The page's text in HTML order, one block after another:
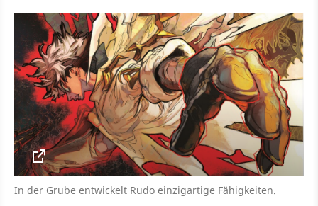
In der Grube entwickelt Rudo einzigartige Fähigkeiten.